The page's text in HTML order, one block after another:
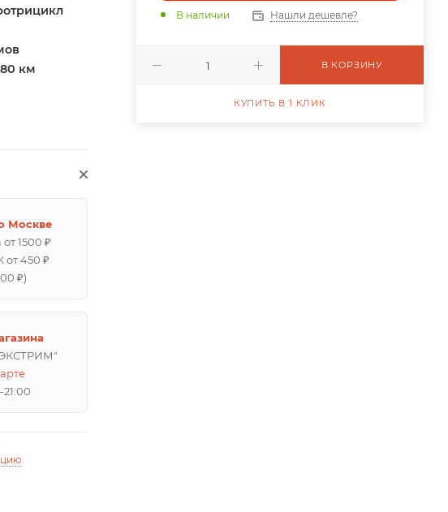
80 км
Москве
1500 ₽
450 ₽
₽)
В наличии
Нашли дешевле?
В КОРЗИНУ
КУПИТЬ В 1 КЛИК